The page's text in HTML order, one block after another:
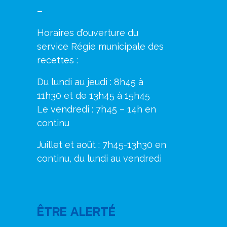
–
Horaires d’ouverture du
service Régie municipale des
recettes :
Du lundi au jeudi : 8h45 à
11h30 et de 13h45 à 15h45
Le vendredi : 7h45 – 14h en
continu
Juillet et août : 7h45-13h30 en
continu, du lundi au vendredi
ÊTRE ALERTÉ